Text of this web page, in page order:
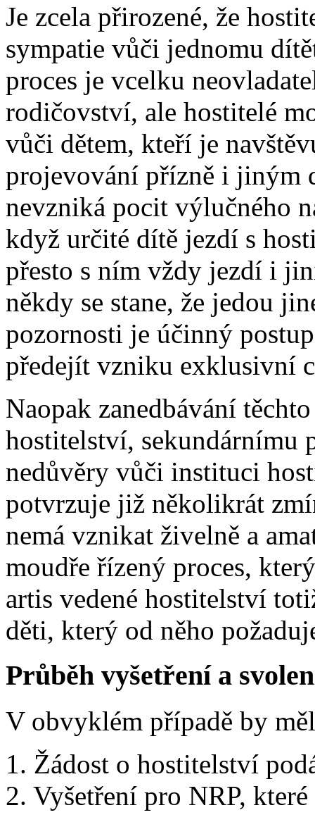
Je zcela přirozené, že
sympatie vůči jednomu
proces je vcelku
rodičovství, ale hostitelé
vůči dětem, kteří je
projevování přízně i jiným
nevzniká pocit výlučného
když určité dítě jezdí s
přesto s ním vždy jezdí i
někdy se stane, že jedou
pozornosti je účinný
předejít vzniku exklusivní
Naopak zanedbávání
hostitelství, sekundárnímu
nedůvěry vůči instituci
potvrzuje již několikrát
nemá vznikat živelně a
moudře řízený proces,
artis vedené hostitelství
děti, který od něho
Průběh vyšetření a
V obvyklém případě by
1. Žádost o hostitelství
2. Vyšetření pro NRP,